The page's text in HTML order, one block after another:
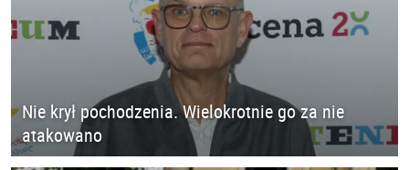
Nie krył pochodzenia. Wielokrotnie go za nie
atakowano